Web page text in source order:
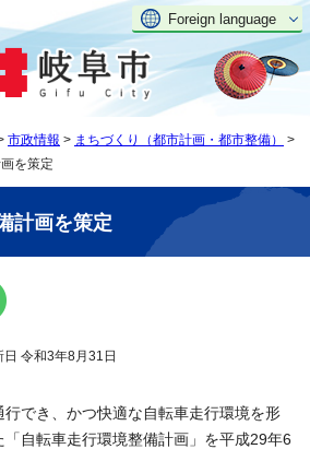
Foreign language
市政情報 > まちづくり（都市計画・都市整備）
>
を策定
計画を策定
令和3年8月31日
行でき、かつ快適な自転車走行環境を形
自転車走行環境整備計画」を平成29年6